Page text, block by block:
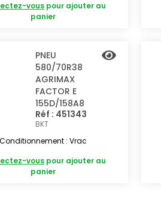
vous pour ajouter au
panier
PNEU
580/70R38
AGRIMAX
FACTOR E
155D/158A8
Réf : 451343
BKT
: Vrac
vous pour ajouter au
panier